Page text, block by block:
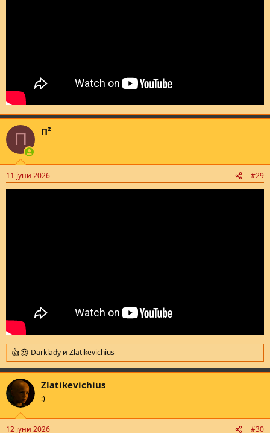
П П²
11 јуни 2026 #29
R
e
a
c
t
i
n
Darklady и Zlatikevichius
Zlatikevichius
:)
12 јуни 2026 #30